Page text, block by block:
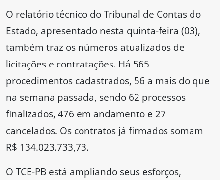
O relatório técnico do Tribunal de Contas do
Estado, apresentado nesta quinta-feira (03),
também traz os números atualizados de
licitações e contratações. Há 565
procedimentos cadastrados, 56 a mais do que
na semana passada, sendo 62 processos
finalizados, 476 em andamento e 27
cancelados. Os contratos já firmados somam
R$ 134.023.733,73.
O TCE-PB está ampliando seus esforços,